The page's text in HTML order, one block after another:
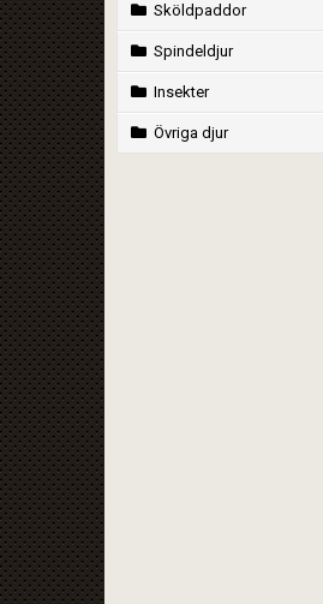
Sköldpaddor
Spindeldjur
Insekter
Övriga djur